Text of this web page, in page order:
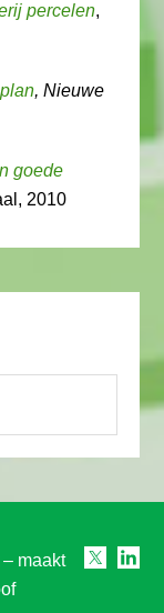
percelen,
, Nieuwe
goede
2010
maakt